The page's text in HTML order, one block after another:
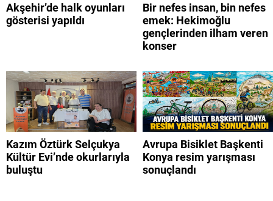
Akşehir’de halk oyunları
gösterisi yapıldı
Bir nefes insan, bin nefes
emek: Hekimoğlu
gençlerinden ilham veren
konser
Kazım Öztürk Selçukya
Kültür Evi’nde okurlarıyla
buluştu
Avrupa Bisiklet Başkenti
Konya resim yarışması
sonuçlandı